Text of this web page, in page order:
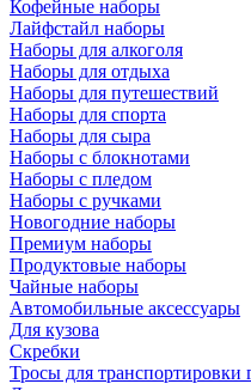
Кофейные наборы
Лайфстайл наборы
Наборы для алкоголя
Наборы для отдыха
Наборы для путешествий
Наборы для спорта
Наборы для сыра
Наборы с блокнотами
Наборы с пледом
Наборы с ручками
Новогодние наборы
Премиум наборы
Продуктовые наборы
Чайные наборы
Автомобильные аксессуары
Для кузова
Скребки
Тросы для транспортировки